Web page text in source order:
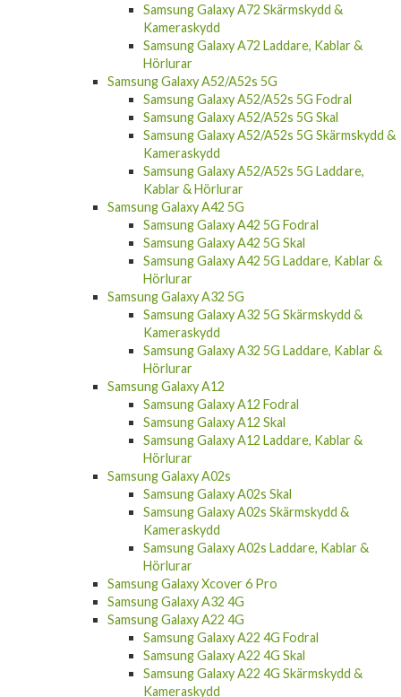
Samsung Galaxy A72 Skärmskydd &
Kameraskydd
Samsung Galaxy A72 Laddare, Kablar &
Hörlurar
Samsung Galaxy A52/A52s 5G
Samsung Galaxy A52/A52s 5G Fodral
Samsung Galaxy A52/A52s 5G Skal
Samsung Galaxy A52/A52s 5G Skärmskydd &
Kameraskydd
Samsung Galaxy A52/A52s 5G Laddare,
Kablar & Hörlurar
Samsung Galaxy A42 5G
Samsung Galaxy A42 5G Fodral
Samsung Galaxy A42 5G Skal
Samsung Galaxy A42 5G Laddare, Kablar &
Hörlurar
Samsung Galaxy A32 5G
Samsung Galaxy A32 5G Skärmskydd &
Kameraskydd
Samsung Galaxy A32 5G Laddare, Kablar &
Hörlurar
Samsung Galaxy A12
Samsung Galaxy A12 Fodral
Samsung Galaxy A12 Skal
Samsung Galaxy A12 Laddare, Kablar &
Hörlurar
Samsung Galaxy A02s
Samsung Galaxy A02s Skal
Samsung Galaxy A02s Skärmskydd &
Kameraskydd
Samsung Galaxy A02s Laddare, Kablar &
Hörlurar
Samsung Galaxy Xcover 6 Pro
Samsung Galaxy A32 4G
Samsung Galaxy A22 4G
Samsung Galaxy A22 4G Fodral
Samsung Galaxy A22 4G Skal
Samsung Galaxy A22 4G Skärmskydd &
Kameraskydd